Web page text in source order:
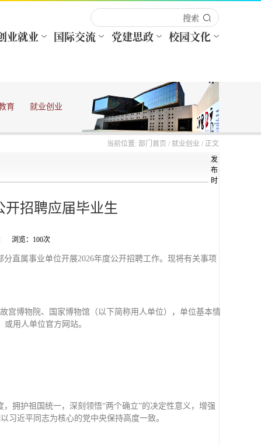
育 就业创业
当前位置: 部门首页 / 就业创业 / 正文
开招聘应届毕业生
发
布
时
浏览： 100次
直属事业单位开展2026年度公开招聘工作。现将有关事项
宫博物院、国家博物馆（以下简称用人单位），单位基本情
或用人单位官方网站。
拥护祖国统一，深刻领悟“两个确立”的决定性意义，增强
习近平同志为核心的党中央保持高度一致。